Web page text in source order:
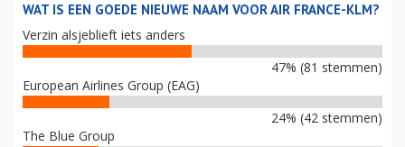
WAT IS EEN GOEDE NIEUWE NAAM VOOR AIR FRANCE-KLM?
Verzin alsjeblieft iets anders
47% (81 stemmen)
European Airlines Group (EAG)
24% (42 stemmen)
The Blue Group